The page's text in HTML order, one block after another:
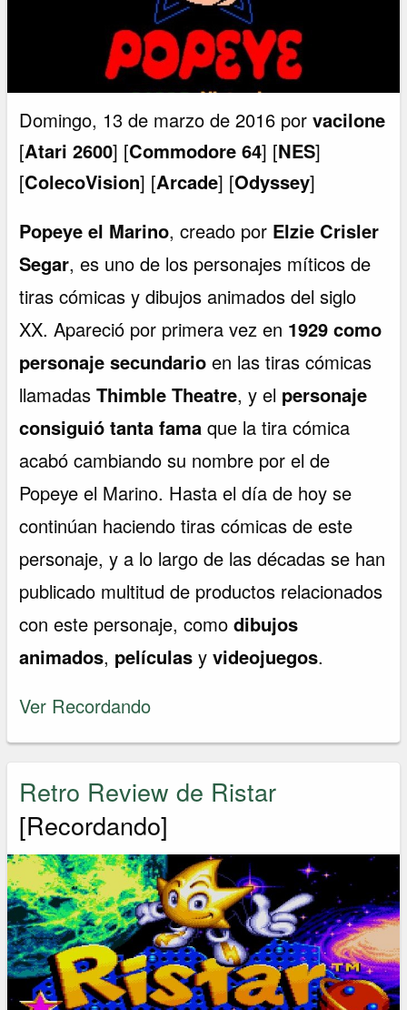
Domingo, 13 de marzo de 2016 porvacilone
[Atari 2600] [Commodore 64] [NES]
[ColecoVision] [Arcade] [Odyssey]
Popeye el Marino, creado por Elzie Crisler
Segar, es uno de los personajes míticos de
tiras cómicas y dibujos animados del siglo
XX. Apareció por primera vez en 1929 como
personaje secundario en las tiras cómicas
llamadasThimble Theatre, y el personaje
consiguió tanta fama que la tira cómica
acabó cambiando su nombre por el de
Popeye el Marino. Hasta el día de hoy se
continúan haciendo tiras cómicas de este
personaje, y a lo largo de las décadas se han
publicado multitud de productos relacionados
con este personaje, comodibujos
animados, películas yvideojuegos.
Ver Recordando
Retro Review de Ristar
[Recordando]